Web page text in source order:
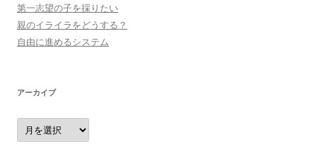
第一志望の子を採りたい
親のイライラをどうする？
自由に進めるシステム
アーカイブ
ア
ー
カ